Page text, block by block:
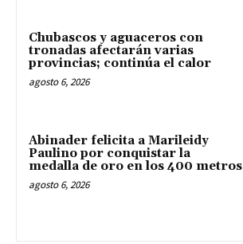
Chubascos y aguaceros con
tronadas afectarán varias
provincias; continúa el calor
agosto 6, 2026
Abinader felicita a Marileidy
Paulino por conquistar la
medalla de oro en los 400 metros
agosto 6, 2026